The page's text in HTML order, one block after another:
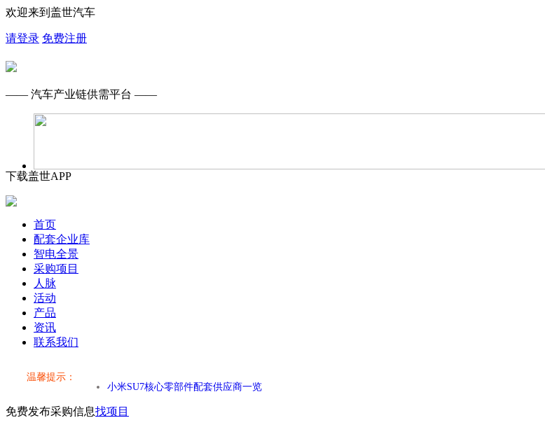
欢迎来到盖世汽车
请登录 免费注册
—— 汽车产业链供需平台 ——
下载盖世APP
首页
配套企业库
智电全景
采购项目
人脉
活动
产品
资讯
联系我们
温馨提示：
小米SU7核心零部件配套供应商一览
乐道L60核心零部件配套供应商一览
免费发布采购信息找项目